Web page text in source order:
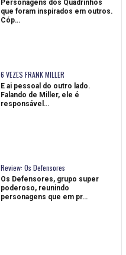
Personagens dos Quadrinhos
que foram inspirados em outros.
Cóp…
6 VEZES FRANK MILLER
E ai pessoal do outro lado.
Falando de Miller, ele é
responsável…
Review: Os Defensores
Os Defensores, grupo super
poderoso, reunindo
personagens que em pr…